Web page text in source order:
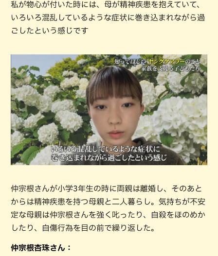
私が物心が付いた時には、母が精神疾患を抱えていて、
いろいろ混乱しているような症状に巻き込まれながら過
ごしたという感じです
仲宗根さんが小学3年生の時に両親は離婚し、そのあと
からは精神疾患を持つ母親と二人暮らし。気持ちが不安
定な母親は仲宗根さんを強く叱ったり、自殺をほのめか
したり、自傷行為を目の前で繰り返した。
仲宗根杏珠さん：